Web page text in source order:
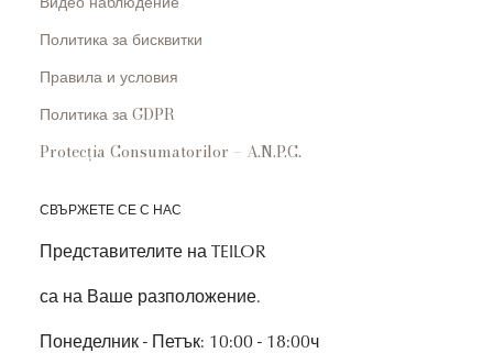
Политика за бисквитки
Правила и условия
Политика за GDPR
Protecția Consumatorilor – A.N.P.C.
СВЪРЖЕТЕ СЕ С НАС
Представителите на TEILOR
са на Ваше разположение.
Понеделник - Петък: 10:00 - 18:00ч